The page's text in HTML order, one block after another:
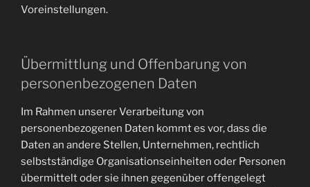
Voreinstellungen.
Übermittlung und Offenbarung von
personenbezogenen Daten
Im Rahmen unserer Verarbeitung von
personenbezogenen Daten kommt es vor, dass die
Daten an andere Stellen, Unternehmen, rechtlich
selbstständige Organisationseinheiten oder Personen
übermittelt oder sie ihnen gegenüber offengelegt